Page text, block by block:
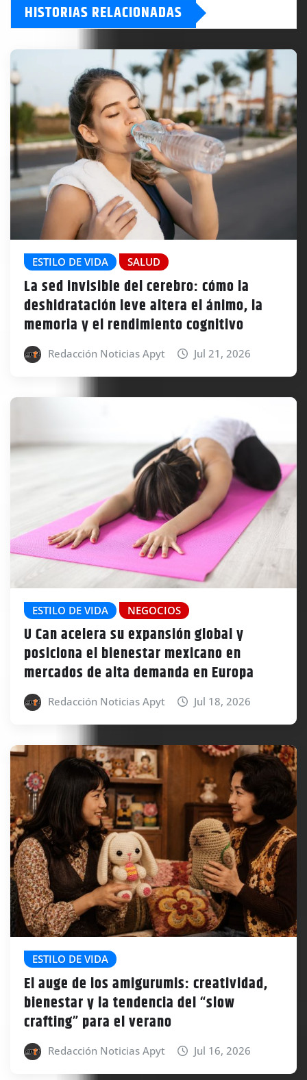
HISTORIAS RELACIONADAS
ESTILO DE VIDA SALUD
La sed invisible del cerebro: cómo la
deshidratación leve altera el ánimo, la
memoria y el rendimiento cognitivo
Redacción Noticias Apyt Jul 21, 2026
ESTILO DE VIDA NEGOCIOS
U Can acelera su expansión global y
posiciona el bienestar mexicano en
mercados de alta demanda en Europa
Redacción Noticias Apyt Jul 18, 2026
ESTILO DE VIDA
El auge de los amigurumis: creatividad,
bienestar y la tendencia del “slow
crafting” para el verano
Redacción Noticias Apyt Jul 16, 2026